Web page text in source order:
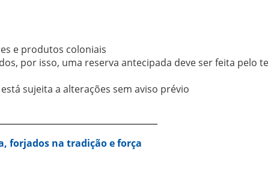
e produtos coloniais
por isso, uma reserva antecipada deve ser feita pelo
sujeita a alterações sem aviso prévio
forjados na tradição e força